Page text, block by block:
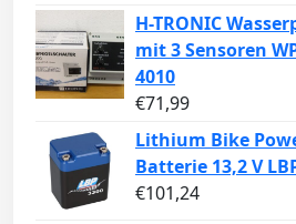
H-TRONIC
mit 3 Sensoren
4010
€71,99
Lithium Bike
Batterie 13,2 V
€101,24